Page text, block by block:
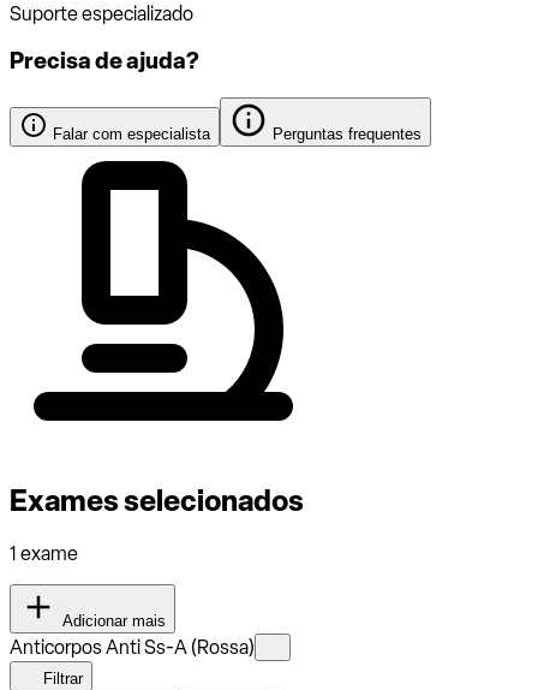
Suporte especializado
Precisa de ajuda?
Falar com especialista Perguntas frequentes
Exames selecionados
1 exame
Adicionar mais
Anticorpos Anti Ss-A (Rossa)
Filtrar